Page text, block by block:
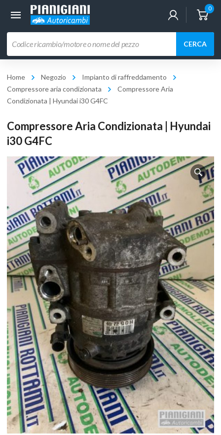
0
prodotti
CERCA
Home Negozio
Impianto di raffreddamento
Compressore aria condizionata
Compressore Aria
Condizionata | Hyundai i30 G4FC
Compressore Aria Condizionata | Hyundai
i30 G4FC